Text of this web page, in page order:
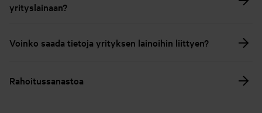
yrityslainaan?
Voinko saada tietoja yrityksen lainoihin liittyen?
Rahoitussanastoa